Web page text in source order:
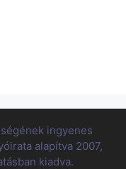
ingyenes
alapítva 2007,
kiadva.